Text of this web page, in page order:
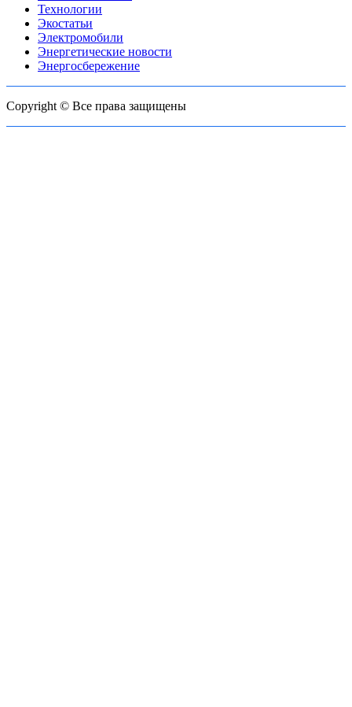
Технологии
Экостатьи
Электромобили
Энергетические новости
Энергосбережение
Copyright © Все права защищены